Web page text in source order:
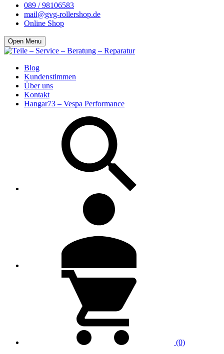
089 / 98106583
mail@gvg-rollershop.de
Online Shop
Open Menu
Blog
Kundenstimmen
Über uns
Kontakt
Hangar73 – Vespa Performance
(0)